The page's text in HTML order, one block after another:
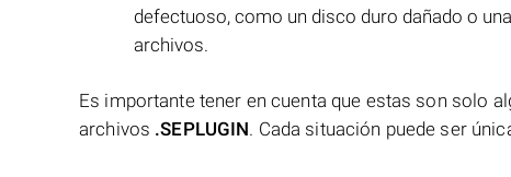
defectuoso, como un disco duro dañado o
archivos.
Es importante tener en cuenta que estas son solo
archivos .SEPLUGIN. Cada situación puede ser